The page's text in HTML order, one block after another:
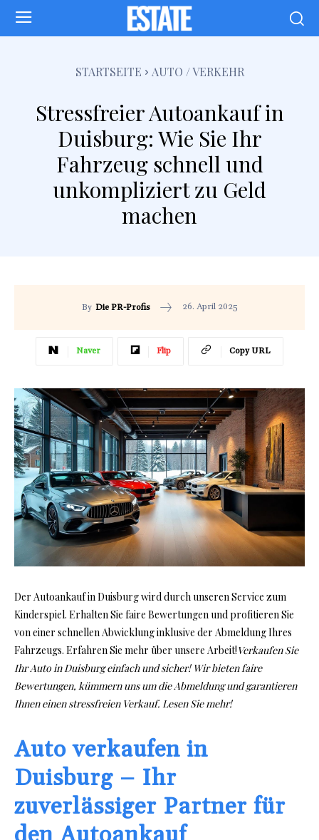
STARTSEITE AUTO / VERKEHR
Stressfreier Autoankauf in
Duisburg: Wie Sie Ihr
Fahrzeug schnell und
unkompliziert zu Geld
machen
By Die PR-Profis 26. April 2025
Naver Flip Copy URL
Der Autoankauf in Duisburg wird durch unseren Service zum
Kinderspiel. Erhalten Sie faire Bewertungen und profitieren Sie
von einer schnellen Abwicklung inklusive der Abmeldung Ihres
Fahrzeugs. Erfahren Sie mehr über unsere Arbeit!Verkaufen Sie
Ihr Auto in Duisburg einfach und sicher! Wir bieten faire
Bewertungen, kümmern uns um die Abmeldung und garantieren
Ihnen einen stressfreien Verkauf. Lesen Sie mehr!
Auto verkaufen in
Duisburg – Ihr
zuverlässiger Partner für